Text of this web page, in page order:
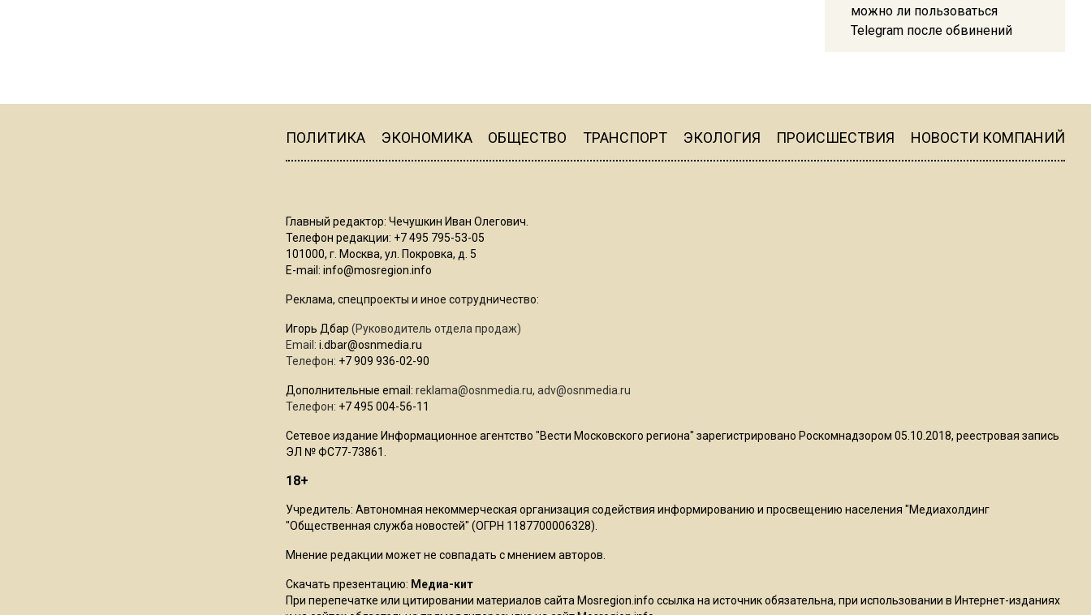
можно ли пользоваться
Telegram после обвинений
литров дождя на
В Подмосковье прекратили
цехах
ПОЛИТИКА ЭКОНОМИКА ОБЩЕСТВО ТРАНСПОРТ ЭКОЛОГИЯ ПРОИСШЕСТВИЯ НОВОСТИ КОМПАНИЙ
Главный редактор: Чечушкин Иван Олегович.
Телефон редакции: +7 495 795-53-05
101000, г. Москва, ул. Покровка, д. 5
E-mail: info@mosregion.info
Реклама, спецпроекты и иное сотрудничество:
Игорь Дбар (Руководитель отдела продаж)
Email: i.dbar@osnmedia.ru
Телефон: +7 909 936-02-90
Дополнительные email: reklama@osnmedia.ru, adv@osnmedia.ru
Телефон: +7 495 004-56-11
Сетевое издание Информационное агентство "Вести Московского региона" зарегистрировано Роскомнадзором 05.10.2018, реестровая запись
ЭЛ № ФС77-73861.
18+
Учредитель: Автономная некоммерческая организация содействия информированию и просвещению населения "Медиахолдинг
"Общественная служба новостей" (ОГРН 1187700006328).
Мнение редакции может не совпадать с мнением авторов.
Скачать презентацию: Медиа-кит
При перепечатке или цитировании материалов сайта Mosregion.info ссылка на источник обязательна, при использовании в Интернет-изданиях